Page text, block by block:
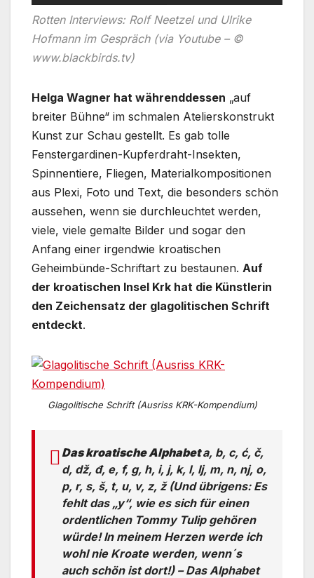
Rotten Interviews: Rolf Neetzel und Ulrike
Hofmann im Gespräch (via Youtube – ©
www.blackbirds.tv)
Helga Wagner hat währenddessen „auf
breiter Bühne“ im schmalen Atelierskonstrukt
Kunst zur Schau gestellt. Es gab tolle
Fenstergardinen-Kupferdraht-Insekten,
Spinnentiere, Fliegen, Materialkompositionen
aus Plexi, Foto und Text, die besonders schön
aussehen, wenn sie durchleuchtet werden,
viele, viele gemalte Bilder und sogar den
Anfang einer irgendwie kroatischen
Geheimbünde-Schriftart zu bestaunen. Auf
der kroatischen Insel Krk hat die Künstlerin
den Zeichensatz der glagolitischen Schrift
entdeckt.
Glagolitische Schrift (Ausriss KRK-Kompendium)
Das kroatische Alphabeta, b, c, ć, č,
d, dž, đ, e, f, g, h, i, j, k, l, lj, m, n, nj, o,
p, r, s, š, t, u, v, z, ž (Und übrigens: Es
fehlt das „y“, wie es sich für einen
ordentlichen Tommy Tulip gehören
würde! In meinem Herzen werde ich
wohl nie Kroate werden, wenn´s
auch schön ist dort!) – Das Alphabet